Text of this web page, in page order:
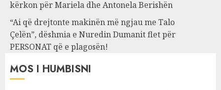
kërkon për Mariela dhe Antonela Berishën
“Ai që drejtonte makinën më ngjau me Talo
Çelën”, dëshmia e Nuredin Dumanit flet për
PERSONAT që e plagosën!
MOS I HUMBISNI